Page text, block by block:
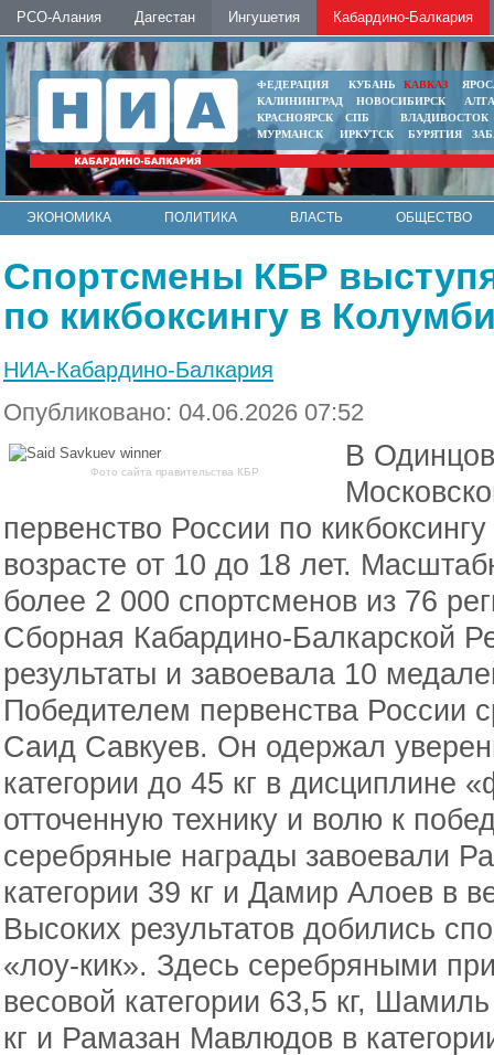
РСО-Алания Дагестан Ингушетия Кабардино-Балкария
ФЕДЕРАЦИЯ КУБАНЬ КАВКАЗ
КАЛИНИНГРАД
НОВОСИБИРСК
КРАСНОЯРСК
СПБ
ВЛАДИВОСТОК
МУРМАНСК
ИРКУТСК БУРЯТИЯ
ЭКОНОМИКА ПОЛИТИКА ВЛАСТЬ
ОБЩЕСТВО
Спортсмены КБР
по кикбоксингу в
НИА-Кабардино-Балкария
Опубликовано: 04.06.2026 07:52
Фото сайта правительства КБР
В
первенство России по
возрасте от 10 до 18 лет.
более 2 000 спортсменов из 76
Сборная Кабардино-Балкарской
результаты и завоевала 10
Победителем первенства России
Саид Савкуев. Он одержал
категории до 45 кг в дисциплине
отточенную технику и волю к
серебряные награды завоевали
категории 39 кг и Дамир Алоев в
Высоких результатов добились
«лоу-кик». Здесь серебряными
весовой категории 63,5 кг,
кг и Рамазан Мавлюдов в